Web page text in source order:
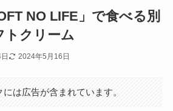
NO LIFE」で食べる別
トクリーム
2024年5月16日
は広告が含まれています。